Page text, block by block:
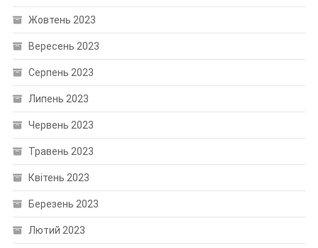
Жовтень 2023
Вересень 2023
Серпень 2023
Липень 2023
Червень 2023
Травень 2023
Квітень 2023
Березень 2023
Лютий 2023